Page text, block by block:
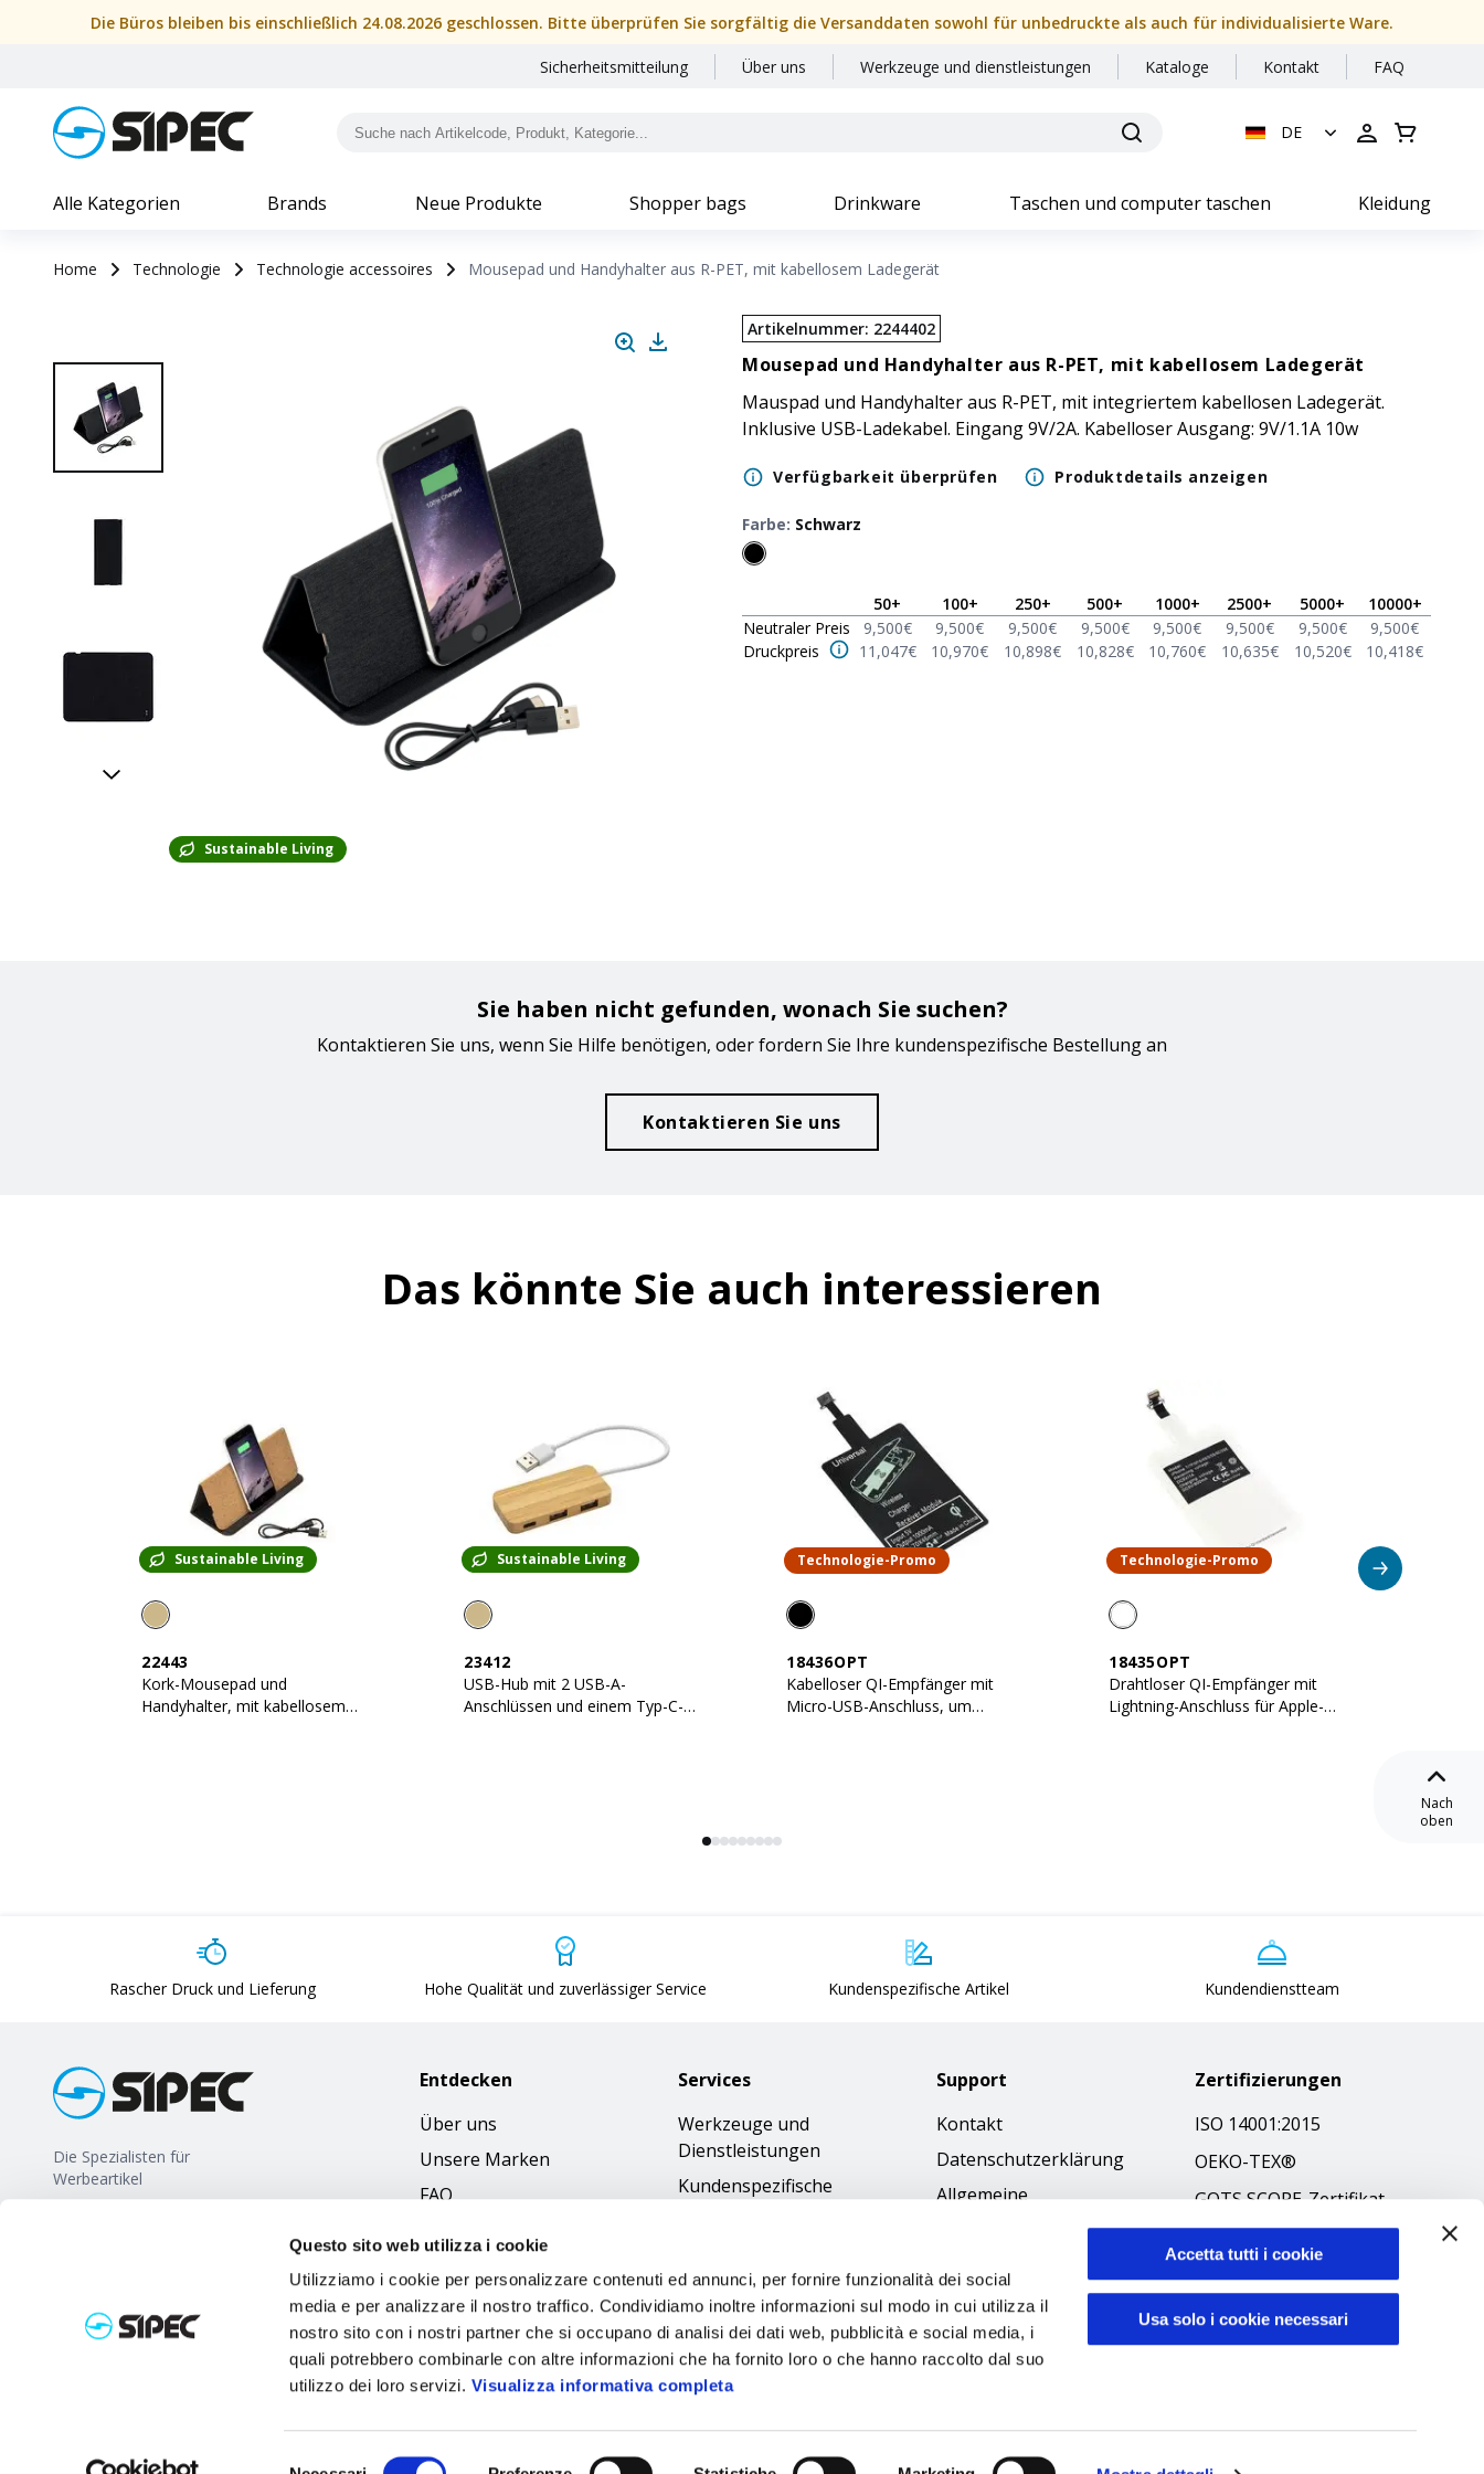
Questo sito web utilizza i cookie
Utilizziamo i cookie per personalizzare contenuti ed annunci, per fornire funzionalità dei social
media e per analizzare il nostro traffico. Condividiamo inoltre informazioni sul modo in cui utilizza il
nostro sito con i nostri partner che si occupano di analisi dei dati web, pubblicità e social media, i
quali potrebbero combinarle con altre informazioni che ha fornito loro o che hanno raccolto dal suo
utilizzo dei loro servizi. Visualizza informativa completa
Accetta tutti i cookie
Usa solo i cookie necessari
Die Büros bleiben bis einschließlich 24.08.2026 geschlossen. Bitte überprüfen Sie sorgfältig die Versanddaten sowohl für unbedruckte als auch für individualisierte Ware.
Sicherheitsmitteilung Über uns Werkzeuge und dienstleistungen Kataloge Kontakt FAQ
DE
Alle Kategorien Brands Neue Produkte Shopper bags Drinkware Taschen und computer taschen Kleidung
Home Technologie Technologie accessoires Mousepad und Handyhalter aus R-PET, mit kabellosem Ladegerät
Sustainable Living
Artikelnummer: 2244402
Mousepad und Handyhalter aus R-PET, mit kabellosem Ladegerät
Mauspad und Handyhalter aus R-PET, mit integriertem kabellosen Ladegerät.
Inklusive USB-Ladekabel. Eingang 9V/2A. Kabelloser Ausgang: 9V/1.1A 10w
Verfügbarkeit überprüfen Produktdetails anzeigen
Farbe: Schwarz
50+ 100+ 250+ 500+ 1000+ 2500+ 5000+ 10000+
Neutraler Preis
9,500€ 9,500€ 9,500€ 9,500€ 9,500€ 9,500€ 9,500€ 9,500€
Druckpreis
11,047€ 10,970€ 10,898€ 10,828€ 10,760€ 10,635€ 10,520€ 10,418€
Sie haben nicht gefunden, wonach Sie suchen?
Kontaktieren Sie uns, wenn Sie Hilfe benötigen, oder fordern Sie Ihre kundenspezifische Bestellung an
Kontaktieren Sie uns
Das könnte Sie auch interessieren
Sustainable Living
22443
Kork-Mousepad und
Handyhalter, mit kabellosem
Sustainable Living
23412
USB-Hub mit 2 USB-A-
Anschlüssen und einem Typ-C-
Technologie-Promo
18436OPT
Kabelloser QI-Empfänger mit
Micro-USB-Anschluss, um
Technologie-Promo
18435OPT
Drahtloser QI-Empfänger mit
Lightning-Anschluss für Apple-
Nach
oben
Rascher Druck und Lieferung Hohe Qualität und zuverlässiger Service Kundenspezifische Artikel Kundendienstteam
Die Spezialisten für
Werbeartikel
Entdecken
Über uns
Unsere Marken
FAQ
Services
Werkzeuge und
Dienstleistungen
Kundenspezifische
Bilder-Download
Support
Kontakt
Datenschutzerklärung
Allgemeine
Accessibilità
Ethikkodex
Zertifizierungen
ISO 14001:2015
OEKO-TEX®
GOTS SCOPE-Zertifikat
GRS SCOPE-Zertifikat
Umweltpolitik
Produktsicherheit